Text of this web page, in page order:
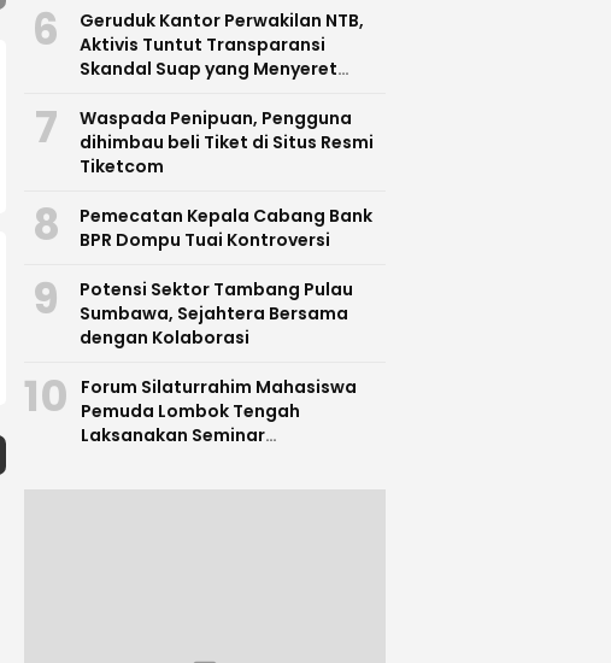
6
Geruduk Kantor Perwakilan NTB,
Aktivis Tuntut Transparansi
Skandal Suap yang Menyeret
7
Waspada Penipuan, Pengguna
dihimbau beli Tiket di Situs Resmi
Tiketcom
8
Pemecatan Kepala Cabang Bank
BPR Dompu Tuai Kontroversi
9
Potensi Sektor Tambang Pulau
Sumbawa, Sejahtera Bersama
dengan Kolaborasi
10
Forum Silaturrahim Mahasiswa
Pemuda Lombok Tengah
Laksanakan Seminar